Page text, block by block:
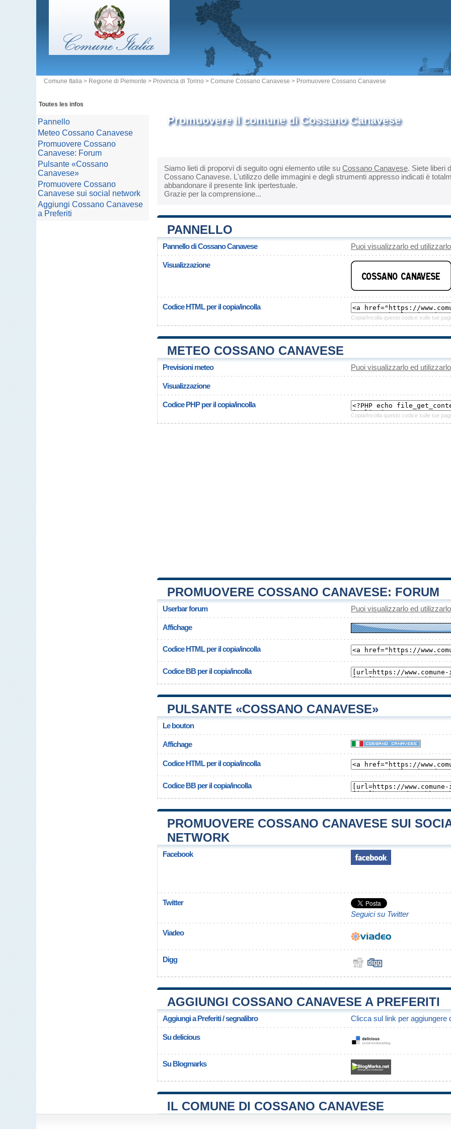
Comune Italia > Regione di Piemonte > Provincia di Torino > Comune Cossano Canavese > Promuovere Cossano Canavese
Promuovere il comune di Cossano Canavese
Siamo lieti di proporvi di seguito ogni elemento utile su Cossano Canavese. Siete liberi
Cossano Canavese. L'utilizzo delle immagini e degli strumenti appresso indicati è
abbandonare il presente link ipertestuale.
Grazie per la comprensione...
PANNELLO
Pannello di Cossano Canavese Puoi visualizzarlo ed
Visualizzazione
Codice HTML per il copia/incolla
Copia/Incolla questo codice sulle tue
METEO COSSANO CANAVESE
Previsioni meteo Puoi visualizzarlo ed
Visualizzazione
Codice PHP per il copia/incolla
Copia/Incolla questo codice sulle tue
PROMUOVERE COSSANO CANAVESE: FORUM
Userbar forum Puoi visualizzarlo ed
Affichage
Codice HTML per il copia/incolla
Codice BB per il copia/incolla
PULSANTE «COSSANO CANAVESE»
Le bouton
Affichage
Codice HTML per il copia/incolla
Codice BB per il copia/incolla
PROMUOVERE COSSANO CANAVESE SUI
NETWORK
Facebook
Twitter
Seguici su Twitter
Viadeo
Digg
AGGIUNGI COSSANO CANAVESE A PREFERITI
Aggiungi a Preferiti / segnalibro Clicca sul link per aggiungere
Su delicious
Su Blogmarks
IL COMUNE DI COSSANO CANAVESE
Toutes les infos
Pannello
Meteo Cossano Canavese
Promuovere Cossano
Canavese: Forum
Pulsante «Cossano
Canavese»
Promuovere Cossano
Canavese sui social network
Aggiungi Cossano Canavese
a Preferiti